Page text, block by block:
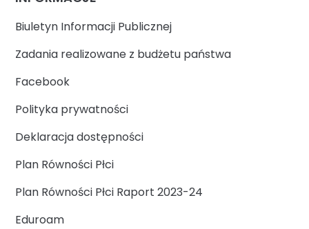
Biuletyn Informacji Publicznej
Zadania realizowane z budżetu państwa
Facebook
Polityka prywatności
Deklaracja dostępności
Plan Równości Płci
Plan Równości Płci Raport 2023-24
Eduroam